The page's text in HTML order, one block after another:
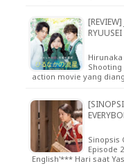
action movie yang
Sinopsis
Episode
English'*** Hari saat